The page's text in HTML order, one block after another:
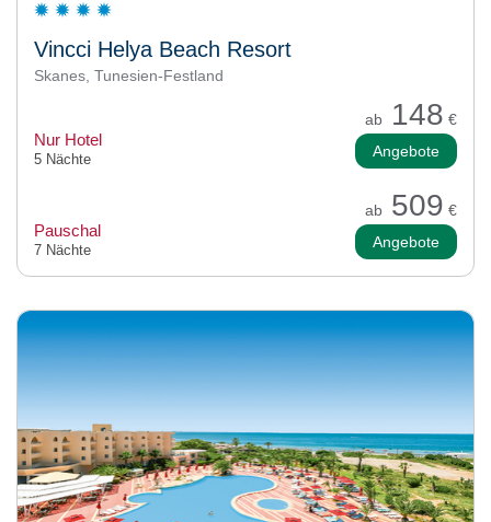
Vincci Helya Beach Resort
Skanes, Tunesien-Festland
ab 148 €
Nur Hotel
5 Nächte Angebote
ab 509 €
Pauschal
7 Nächte Angebote